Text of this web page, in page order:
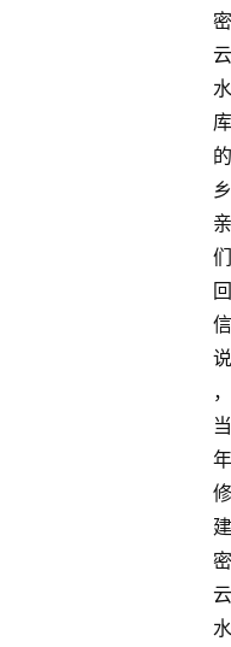
密
云
水
库
的
乡
亲
们
回
信
说
，
当
年
修
建
密
云
水